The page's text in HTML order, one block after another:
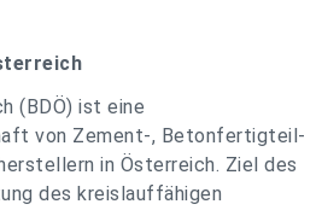
(BDÖ) ist eine
von Zement-, Betonfertigteil-
in Österreich. Ziel des
des kreislauffähigen